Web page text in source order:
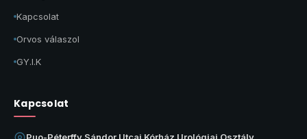
Kapcsolat
Orvos válaszol
GY.I.K
Kapcsolat